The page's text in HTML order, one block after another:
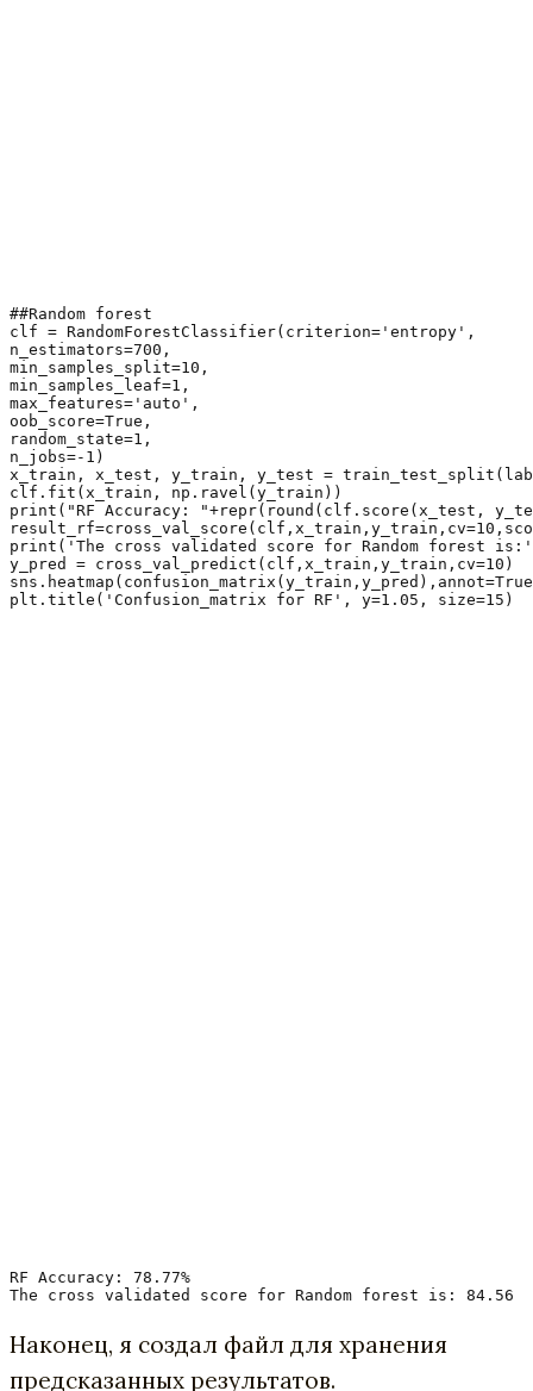
##Random forest
clf = RandomForestClassifier(criterion='entropy',
n_estimators=700,
min_samples_split=10,
min_samples_leaf=1,
max_features='auto',
oob_score=True,
random_state=1,
n_jobs=-1)
x_train, x_test, y_train, y_test =
clf.fit(x_train, np.ravel(y_train))
print("RF Accuracy: "+repr(round(clf.score(x_test,
print('The cross validated score for Random forest
y_pred = cross_val_predict(clf,x_train,y_train,cv=10)
plt.title('Confusion_matrix for RF', y=1.05, size=15)
RF Accuracy: 78.77%
The cross validated score for Random forest is: 84.56
Наконец, я создал файл для хранения
предсказанных результатов.